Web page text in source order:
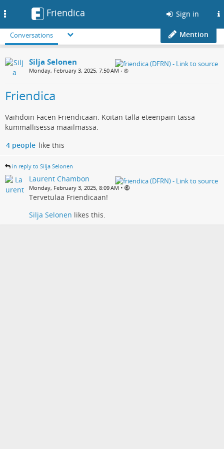
Friendica Sign in
Conversations Mention
Silja Selonen
Monday, February 3, 2025, 7:50 AM •
Friendica
Vaihdoin Facen Friendicaan. Koitan tällä eteenpäin tässä
kummallisessa maailmassa.
4 people like this
in reply to Silja Selonen
Laurent Chambon
Monday, February 3, 2025, 8:09 AM •
Tervetulaa Friendicaan!
Silja Selonen likes this.